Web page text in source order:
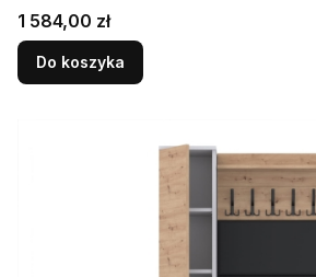
Cena
1 584,00 zł
Do koszyka